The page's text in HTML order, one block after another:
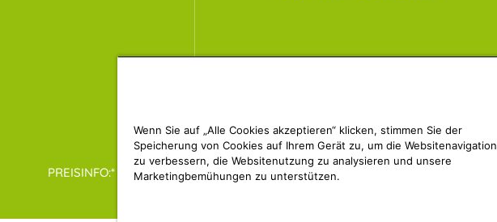
PREISINFO:* Alle Preise inkl. MwSt., ggfl. zzgl. Versandkosten
Wenn Sie auf „Alle Cookies akzeptieren“ klicken, stimmen Sie der
Speicherung von Cookies auf Ihrem Gerät zu, um die Websitenavigation
zu verbessern, die Websitenutzung zu analysieren und unsere
Marketingbemühungen zu unterstützen.